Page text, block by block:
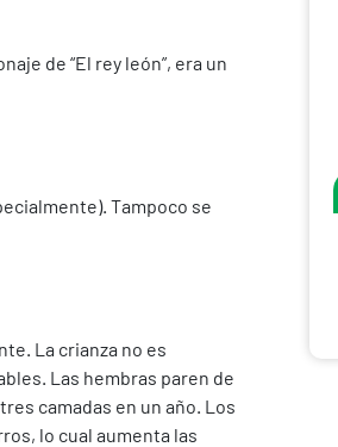
de “El rey león”, era un
Tampoco se
La crianza no es
Las hembras paren de
camadas en un año. Los
lo cual aumenta las